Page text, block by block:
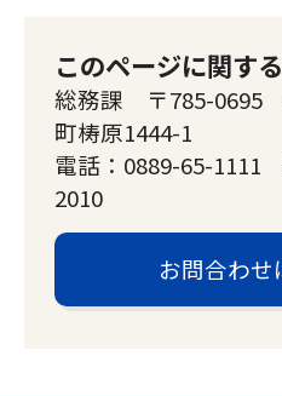
このページに関す
総務課 〒785-0695
町梼原1444-1
電話：0889-65-1111
2010
お問合わせ